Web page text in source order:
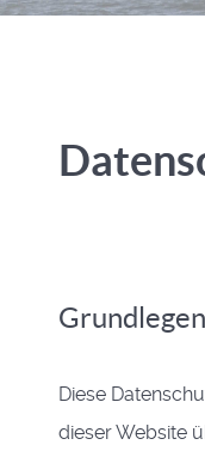
Diese
dieser Website